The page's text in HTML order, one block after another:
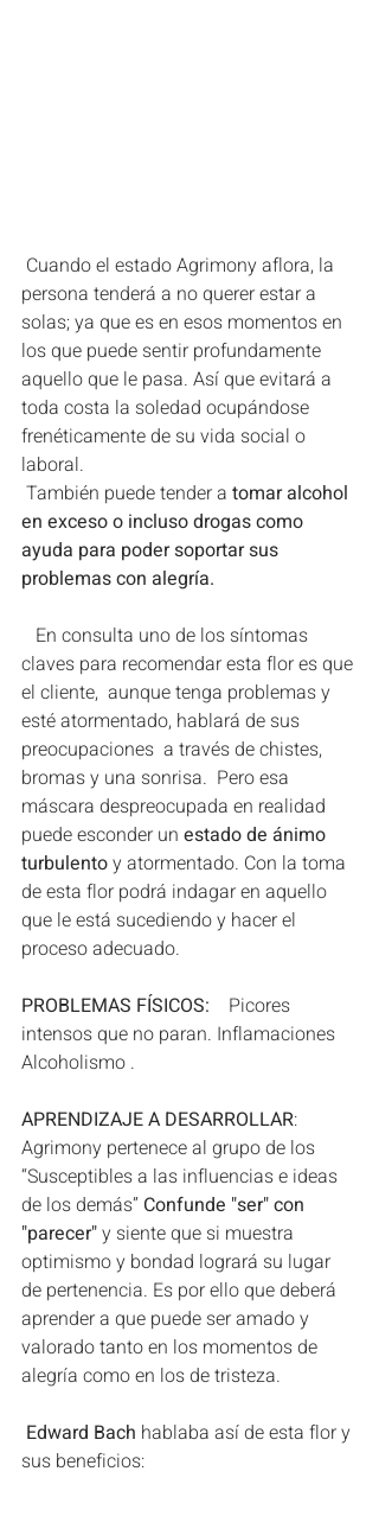
persona tenderá a no querer estar a
solas; ya que es en esos momentos en
los que puede sentir profundamente
aquello que le pasa. Así que evitará a
toda costa la soledad ocupándose
frenéticamente de su vida social o
laboral.
También puede tender a tomar alcohol
en exceso o incluso drogas como
ayuda para poder soportar sus
problemas con alegría.
claves para recomendar esta flor es que
el cliente,  aunque tenga problemas y
esté atormentado, hablará de sus
preocupaciones  a través de chistes,
bromas y una sonrisa.  Pero esa
máscara despreocupada en realidad
puede esconder un estado de ánimo
turbulento y atormentado. Con la toma
de esta flor podrá indagar en aquello
que le está sucediendo y hacer el
proceso adecuado.
PROBLEMAS FÍSICOS:
   Picores
intensos que no paran. Inflamaciones
Alcoholismo .
APRENDIZAJE A DESARROLLAR:
Agrimony pertenece al grupo de los
“Susceptibles a las influencias e ideas
de los demás” Confunde "ser" con
"parecer" y siente que si muestra
optimismo y bondad logrará su lugar
de pertenencia. Es por ello que deberá
aprender a que puede ser amado y
valorado tanto en los momentos de
alegría como en los de tristeza.
Edward Bach hablaba así de esta flor y
sus beneficios: